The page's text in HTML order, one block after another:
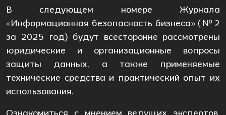
В следующем номере Журнала
«Информационная безопасность бизнеса» (№2
за 2025 год) будут всесторонне рассмотрены
юридические и организационные вопросы
защиты данных, а также применяемые
технические средства и практический опыт их
использования.
Ознакомиться с мнением ведущих экспертов,